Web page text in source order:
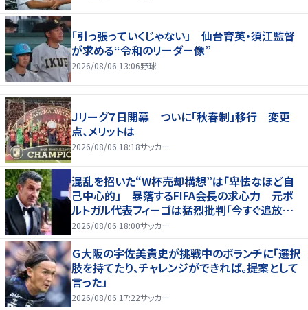
「引っ張っていくじゃない」 仙台育英・須江監督
が求める“令和のリーダー像”
2026/08/06 13:06野球
Ｊリーグ７日開幕 ついに「秋春制」移行 変更
点、メリットは
2026/08/06 18:18サッカー
混乱を招いた“W杯売却構想”は「卑怯なほど自
己中心的」 暴落するFIFA会長の求心力 元ポ
ルトガル代表フィーゴは猛烈批判「今すぐ追放す
べきだ」
2026/08/06 18:00サッカー
Ｇ大阪の宇佐美貴史が挑戦中のボランチに「選択
肢を持てたり、チャレンジができれば。提案として
言った」
2026/08/06 17:22サッカー